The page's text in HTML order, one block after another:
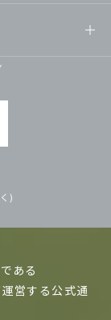
)
ある
営する公式通